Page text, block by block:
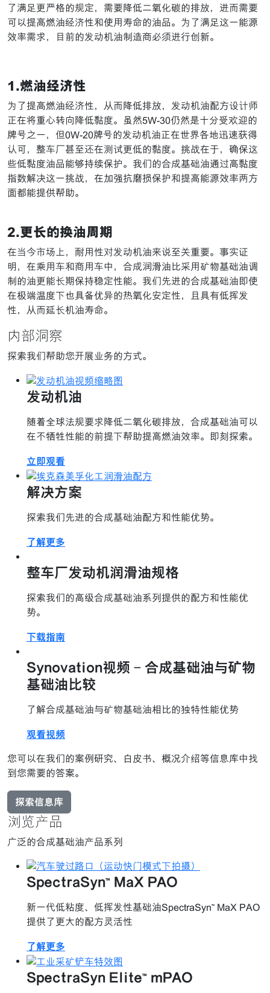
了满足更严格的规定，需要降低二氧化碳的排放，进而需要
可以提高燃油经济性和使用寿命的油品。为了满足这一能源
效率需求，目前的发动机油制造商必须进行创新。
1.燃油经济性
为了提高燃油经济性，从而降低排放，发动机油配方设计师
正在将重心转向降低黏度。虽然5W-30仍然是十分受欢迎的
牌号之一，但0W-20牌号的发动机油正在世界各地迅速获得
认可，整车厂甚至还在测试更低的黏度。挑战在于，确保这
些低黏度油品能够持续保护。我们的合成基础油通过高黏度
指数解决这一挑战，在加强抗磨损保护和提高能源效率两方
面都能提供帮助。
2.更长的换油周期
在当今市场上，耐用性对发动机油来说至关重要。事实证
明，在乘用车和商用车中，合成润滑油比采用矿物基础油调
制的油更能长期保持稳定性能。我们先进的合成基础油即使
在极端温度下也具备优异的热氧化安定性，且具有低挥发
性，从而延长机油寿命。
内部洞察
探索我们帮助您开展业务的方式。
发动机油
随着全球法规要求降低二氧化碳排放，合成基础油可以
在不牺牲性能的前提下帮助提高燃油效率。即刻探索。
立即观看
解决方案
探索我们先进的合成基础油配方和性能优势。
了解更多
整车厂发动机润滑油规格
探索我们的高级合成基础油系列提供的配方和性能优
势。
下载指南
Synovation视频 - 合成基础油与矿物
基础油比较
了解合成基础油与矿物基础油相比的独特性能优势
观看视频
您可以在我们的案例研究、白皮书、概况介绍等信息库中找
到您需要的答案。
探索信息库
浏览产品
广泛的合成基础油产品系列
SpectraSyn™ MaX PAO
新一代低粘度、低挥发性基础油SpectraSyn™ MaX PAO
提供了更大的配方灵活性
了解更多
SpectraSyn Elite™ mPAO